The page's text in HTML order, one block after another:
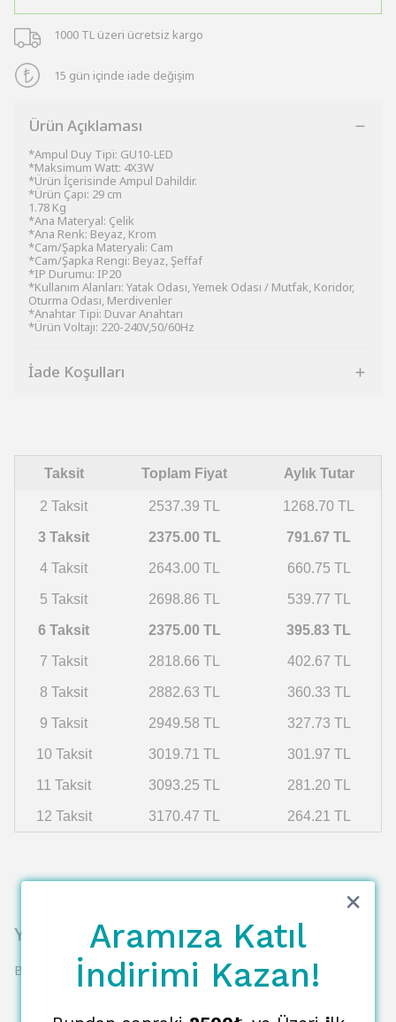
1000 TL üzeri ücretsiz kargo
15 gün içinde iade değişim
Ürün Açıklaması
*Ampul Duy Tipi: GU10-LED
*Maksimum Watt: 4X3W
*Ürün İçerisinde Ampul Dahildir.
*Ürün Çapı: 29 cm
1.78 Kg
*Ana Materyal: Çelik
*Ana Renk: Beyaz, Krom
*Cam/Şapka Materyali: Cam
*Cam/Şapka Rengi: Beyaz, Şeffaf
*IP Durumu: IP20
*Kullanım Alanları: Yatak Odası, Yemek Odası / Mutfak, Koridor,
Oturma Odası, Merdivenler
*Anahtar Tipi: Duvar Anahtarı
*Ürün Voltajı: 220-240V,50/60Hz
İade Koşulları
Taksit Toplam Fiyat Aylık Tutar
2 Taksit 2537.39 TL 1268.70 TL
3 Taksit 2375.00 TL 791.67 TL
4 Taksit 2643.00 TL 660.75 TL
5 Taksit 2698.86 TL 539.77 TL
6 Taksit 2375.00 TL 395.83 TL
7 Taksit 2818.66 TL 402.67 TL
8 Taksit 2882.63 TL 360.33 TL
9 Taksit 2949.58 TL 327.73 TL
10 Taksit 3019.71 TL 301.97 TL
11 Taksit 3093.25 TL 281.20 TL
12 Taksit 3170.47 TL 264.21 TL
Yorumlar
Bu ürün için henüz yorum yapılmamış.
Aramıza Katıl
İndirimi Kazan!